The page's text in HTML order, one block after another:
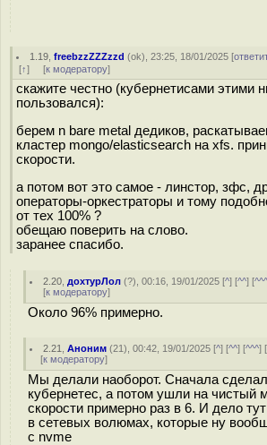
1.19 ,freebzzZZZzzd (ok), 23:25, 18/01/2025 [
[↑] [к модератору]
скажите честно (кубернетисами этими
пользовался):
берем n bare metal дедиков,
кластер mongo/elasticsearch на xfs.
скорости.
а потом вот это самое - линстор, зфс,
операторы-оркестраторы и тому
от тех 100% ?
обещаю поверить на слово.
заранее спасибо.
2.20 дохтурЛол (?), 00:16, 19/01/2025 [^] [^^] [
[к модератору]
Около 96% примерно.
2.21 ,Аноним (21), 00:42, 19/01/2025 [^] [^^] [^^^] [
[к модератору]
Мы делали наоборот. Сначала
кубернетес, а потом ушли на чистый
скорости примерно раз в 6. И дело
в сетевых волюмах, которые ну
с nvme